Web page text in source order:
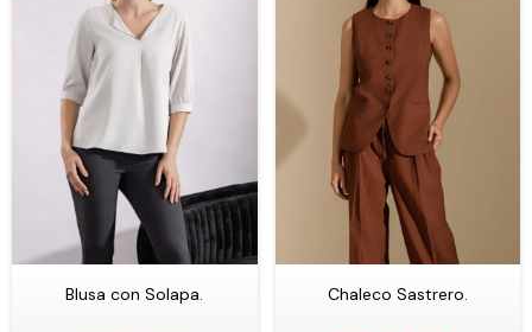
Blusa con Solapa. Chaleco Sastrero.